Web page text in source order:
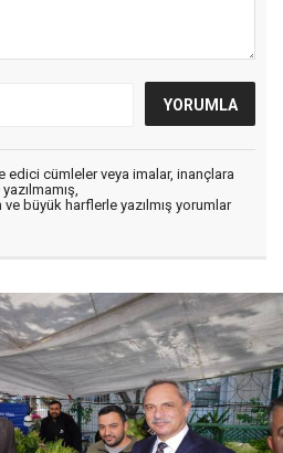
edici cümleler veya imalar, inançlara
büyük harflerle yazılmış yorumlar